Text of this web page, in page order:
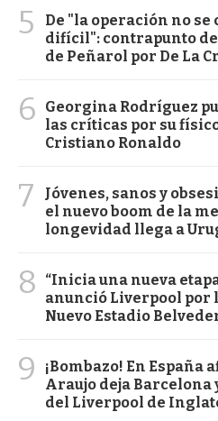
5
De "la operación no
difícil": contrapunto
de Peñarol por De La
6
Georgina Rodríguez
las críticas por su
Cristiano Ronaldo
7
Jóvenes, sanos y
el nuevo boom de la
longevidad llega a
8
“Inicia una nueva
anunció Liverpool por
Nuevo Estadio
9
¡Bombazo! En España
Araujo deja Barcelona
del Liverpool de